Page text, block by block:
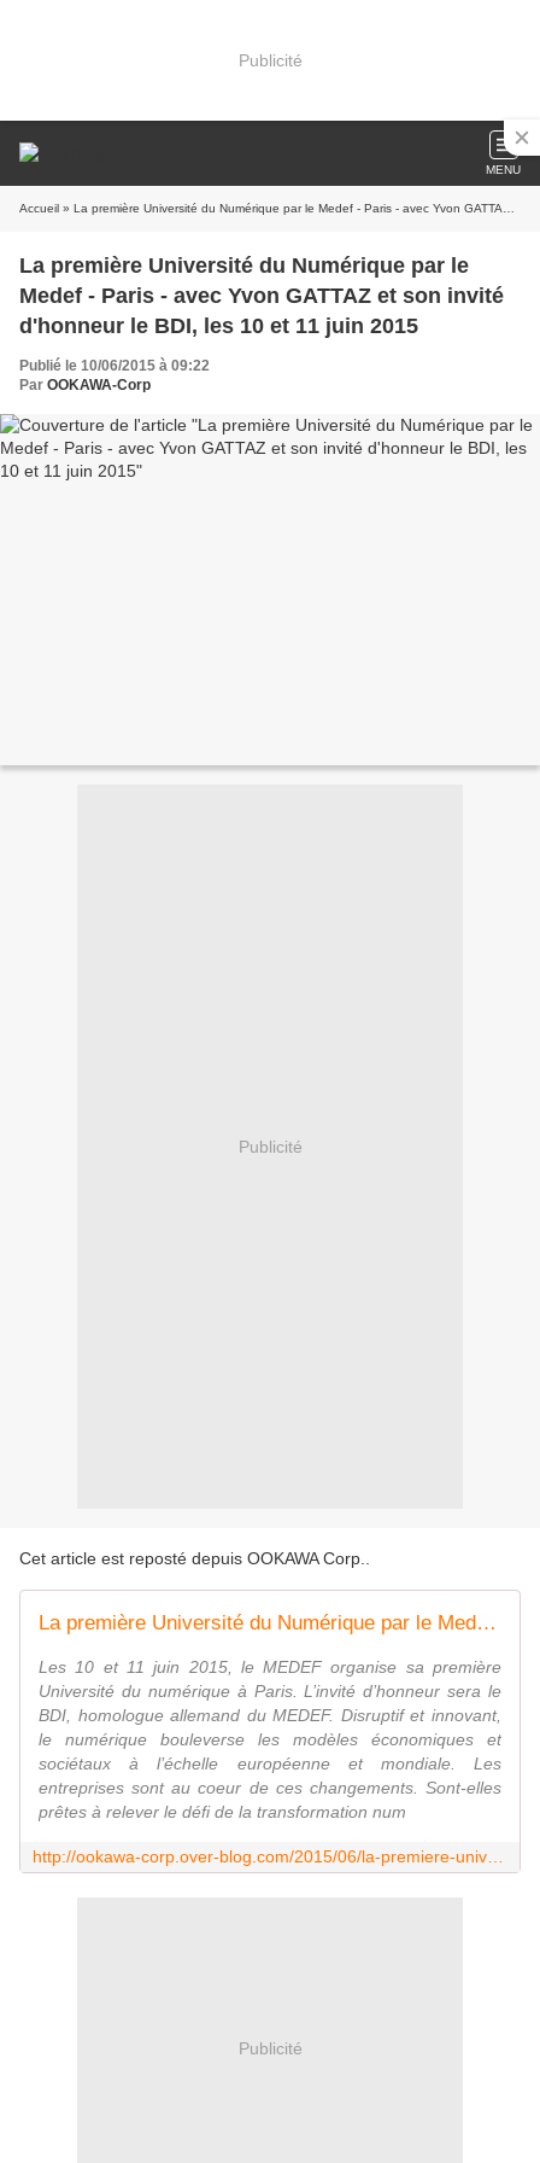
Publicité
MENU
Accueil » La première Université du Numérique par le Medef - Paris - avec Yvon GATTAZ et son invité d'honneur le BDI, les 10 et 11 juin 2015
La première Université du Numérique par le
Medef - Paris - avec Yvon GATTAZ et son invité
d'honneur le BDI, les 10 et 11 juin 2015
Publié le 10/06/2015 à 09:22
Par OOKAWA-Corp
Publicité
Cet article est reposté depuis OOKAWA Corp.
La première Université du Numérique par le Medef - Paris - avec Yvon GATTAZ et son invité d'honneur le BDI, les 10 et 11 juin 2015
Les 10 et 11 juin 2015, le MEDEF organise sa première
Université du numérique à Paris. L’invité d’honneur sera le
BDI, homologue allemand du MEDEF. Disruptif et innovant,
le numérique bouleverse les modèles économiques et
sociétaux à l’échelle européenne et mondiale. Les
entreprises sont au coeur de ces changements. Sont-elles
prêtes à relever le défi de la transformation num
Publicité